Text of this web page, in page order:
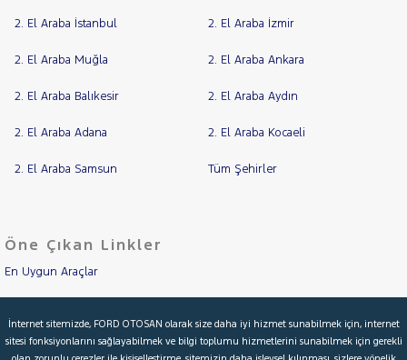
2. El Araba İstanbul 2. El Araba İzmir
2. El Araba Muğla 2. El Araba Ankara
2. El Araba Balıkesir 2. El Araba Aydın
2. El Araba Adana 2. El Araba Kocaeli
2. El Araba Samsun Tüm Şehirler
Öne Çıkan Linkler
En Uygun Araçlar
İkinci El Garanti
İnternet sitemizde, FORD OTOSAN olarak size daha iyi hizmet sunabilmek için, internet
sitesi fonksiyonlarını sağlayabilmek ve bilgi toplumu hizmetlerini sunabilmek için gerekli